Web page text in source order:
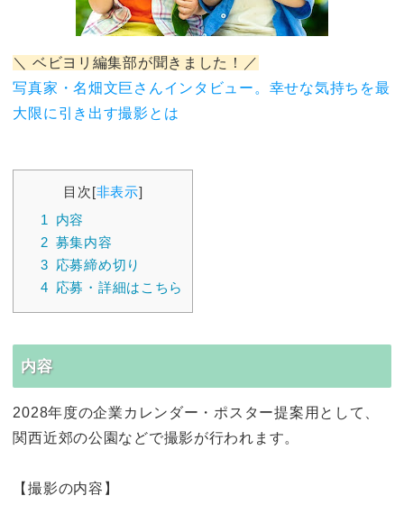
＼ ベビヨリ編集部が聞きました！／
写真家・名畑文巨さんインタビュー。幸せな気持ちを最
大限に引き出す撮影とは
目次[非表示]
1 内容
2 募集内容
3 応募締め切り
4 応募・詳細はこちら
内容
2028年度の企業カレンダー・ポスター提案用として、
関西近郊の公園などで撮影が行われます。
【撮影の内容】